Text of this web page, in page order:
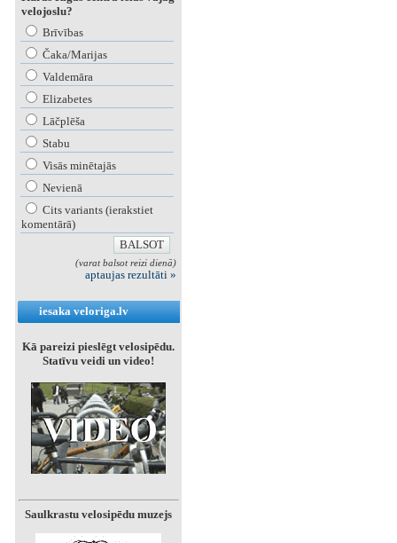
velojoslu?
Brīvības
Čaka/Marijas
Valdemāra
Elizabetes
Lāčplēša
Stabu
Visās minētajās
Nevienā
Cits variants (ierakstiet
komentārā)
(varat balsot reizi dienā)
aptaujas rezultāti »
iesaka veloriga.lv
Kā pareizi pieslēgt velosipēdu.
Statīvu veidi un video!
Saulkrastu velosipēdu muzejs